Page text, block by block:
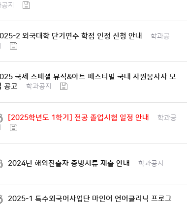
지
2 외국대학 단기연수 학점 인정 신청 안내
학과공
국제 스페셜 뮤직&아트 페스티벌 국내 자원봉사자 모
공고
학과공지
[2025학년도 1학기] 전공 졸업시험 일정 안내
학과공
2024년 해외진출자 증빙서류 제출 안내 학과공지
2025-1 특수외국어사업단 마인어 언어클리닉 프로그